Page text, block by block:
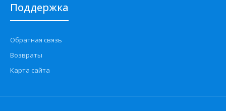
Поддержка
Обратная связь
Возвраты
Карта сайта